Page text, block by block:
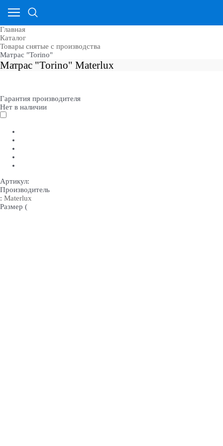
Главная
Каталог
Товары снятые с производства
Матрас "Torino"
Матрас "Torino" Materlux
Гарантия производителя
Нет в наличии
Артикул:
Производитель
: Materlux
Размер (